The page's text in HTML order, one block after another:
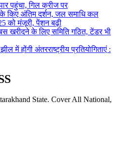
पहुंचा, गिल क्रीज पर
किए अंतिम दर्शन, जल समाधि कल
को मंजूरी, पेंशन बढ़ी
खरीदने के लिए समिति गठित, टेंडर भी
में होंगी अंतरराष्ट्रीय प्रतियोगिताएं :
State. Cover All National,